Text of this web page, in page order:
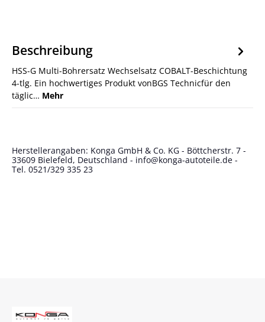
Beschreibung
HSS-G Multi-Bohrersatz Wechselsatz COBALT-Beschichtung
4-tlg. Ein hochwertiges Produkt vonBGS Technicfür den
täglic… Mehr
Herstellerangaben: Konga GmbH & Co. KG - Böttcherstr. 7 -
33609 Bielefeld, Deutschland - info@konga-autoteile.de -
Tel. 0521/329 335 23